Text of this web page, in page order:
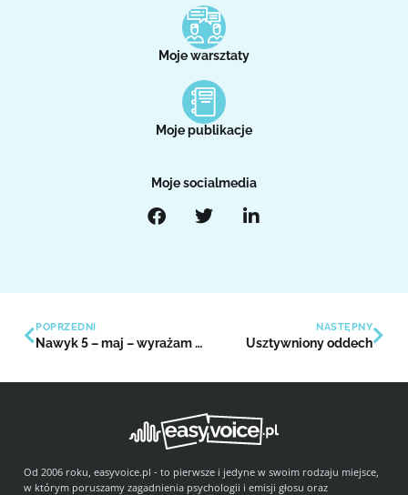
Moje warsztaty
Moje publikacje
Moje socialmedia
POPRZEDNI
Nawyk 5 – maj – wyrażam wdzięczność
NASTĘPNY
Usztywniony oddech
Od 2006 roku, easyvoice.pl - to pierwsze i jedyne w swoim rodzaju miejsce,
w którym poruszamy zagadnienia psychologii i emisji głosu oraz